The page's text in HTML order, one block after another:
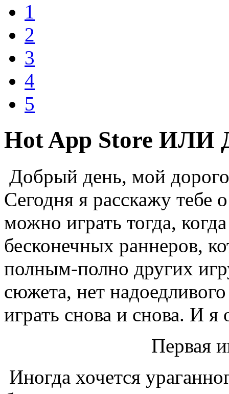
1
2
3
4
5
Hot App Store
Добрый день, мой
Сегодня я расскажу тебе
можно играть тогда,
бесконечных раннеров,
полным-полно других
сюжета, нет
играть снова и снова. И я
Первая
Иногда хочется